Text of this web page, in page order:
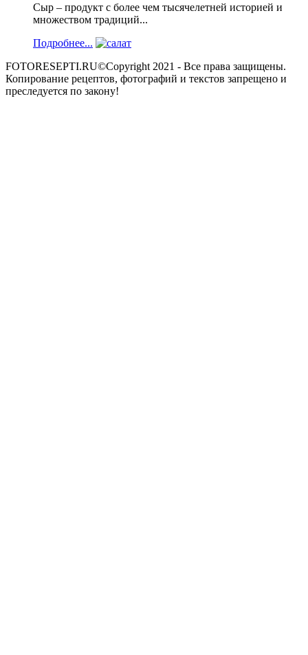
Сыр – продукт с более чем тысячелетней историей и
множеством традиций...
Подробнее...
FOTORESEPTI.RU©Copyright 2021 - Все права защищены.
Копирование рецептов, фотографий и текстов запрещено и
преследуется по закону!